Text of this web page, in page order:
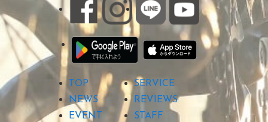
TOP
SERVICE
NEWS
REVIEWS
EVENT
STAFF